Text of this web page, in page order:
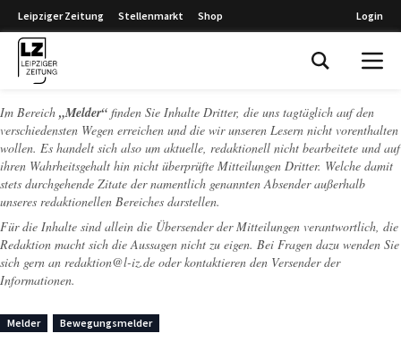
Leipziger Zeitung Stellenmarkt Shop Login
Im Bereich „Melder“ finden Sie Inhalte Dritter, die uns tagtäglich auf den
verschiedensten Wegen erreichen und die wir unseren Lesern nicht vorenthalten
wollen. Es handelt sich also um aktuelle, redaktionell nicht bearbeitete und auf
ihren Wahrheitsgehalt hin nicht überprüfte Mitteilungen Dritter. Welche damit
stets durchgehende Zitate der namentlich genannten Absender außerhalb
unseres redaktionellen Bereiches darstellen.
Für die Inhalte sind allein die Übersender der Mitteilungen verantwortlich, die
Redaktion macht sich die Aussagen nicht zu eigen. Bei Fragen dazu wenden Sie
sich gern an redaktion@l-iz.de oder kontaktieren den Versender der
Informationen.
Melder Bewegungsmelder